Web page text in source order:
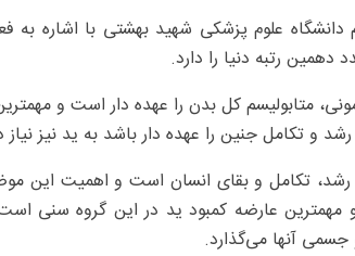
دهمین رتبه دنیا را دارد.
متابولیسم کل بدن را عهده دار است و
و تکامل جنین را عهده دار باشد به ید نیز نیاز
رشد، تکامل و بقای انسان است و اهمیت این
عارضه کمبود ید در این گروه سنی
آنها می‌گذارد.